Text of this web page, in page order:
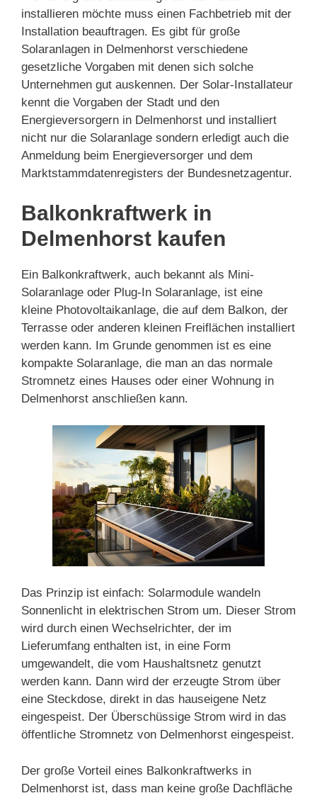
installieren möchte muss einen Fachbetrieb mit der
Installation beauftragen. Es gibt für große
Solaranlagen in Delmenhorst verschiedene
gesetzliche Vorgaben mit denen sich solche
Unternehmen gut auskennen. Der Solar-Installateur
kennt die Vorgaben der Stadt und den
Energieversorgern in Delmenhorst und installiert
nicht nur die Solaranlage sondern erledigt auch die
Anmeldung beim Energieversorger und dem
Marktstammdatenregisters der Bundesnetzagentur.
Balkonkraftwerk in
Delmenhorst kaufen
Ein Balkonkraftwerk, auch bekannt als Mini-
Solaranlage oder Plug-In Solaranlage, ist eine
kleine Photovoltaikanlage, die auf dem Balkon, der
Terrasse oder anderen kleinen Freiflächen installiert
werden kann. Im Grunde genommen ist es eine
kompakte Solaranlage, die man an das normale
Stromnetz eines Hauses oder einer Wohnung in
Delmenhorst anschließen kann.
Das Prinzip ist einfach: Solarmodule wandeln
Sonnenlicht in elektrischen Strom um. Dieser Strom
wird durch einen Wechselrichter, der im
Lieferumfang enthalten ist, in eine Form
umgewandelt, die vom Haushaltsnetz genutzt
werden kann. Dann wird der erzeugte Strom über
eine Steckdose, direkt in das hauseigene Netz
eingespeist. Der Überschüssige Strom wird in das
öffentliche Stromnetz von Delmenhorst eingespeist.
Der große Vorteil eines Balkonkraftwerks in
Delmenhorst ist, dass man keine große Dachfläche